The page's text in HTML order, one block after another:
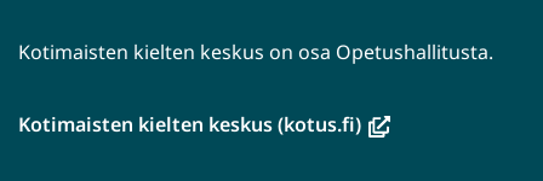
Kotimaisten kielten keskus on osa Opetushallitusta.
Kotimaisten kielten keskus (kotus.fi)(avautuu